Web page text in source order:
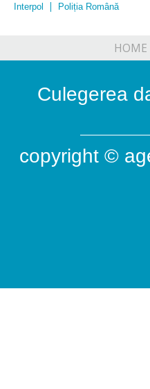
Interpol Poliția Română
HOME
Culegerea
copyright ©